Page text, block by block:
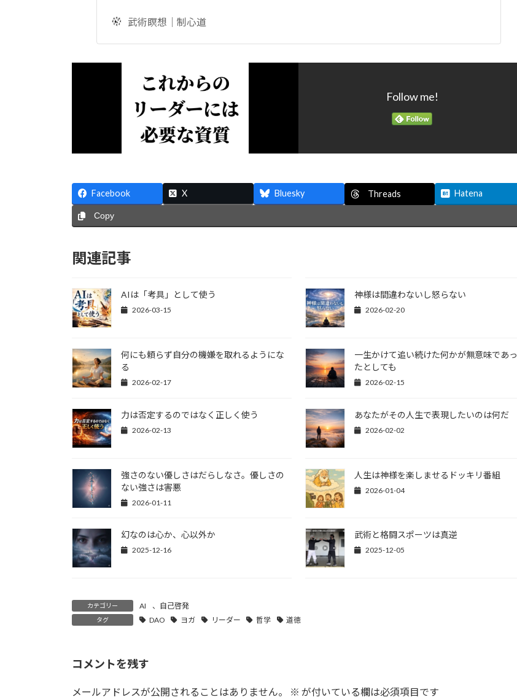
武術瞑想｜制心道
Follow me!
Facebook X Bluesky Threads Hatena
Copy
関連記事
AIは「考具」として使う
2026-03-15
神様は間違わないし怒らない
2026-02-20
何にも頼らず自分の機嫌を取れるようにな
る
2026-02-17
一生かけて追い続けた何かが無意味であっ
たとしても
2026-02-15
力は否定するのではなく正しく使う
2026-02-13
あなたがその人生で表現したいのは何だ
2026-02-02
強さのない優しさはだらしなさ。優しさの
ない強さは害悪
2026-01-11
人生は神様を楽しませるドッキリ番組
2026-01-04
幻なのは心か、心以外か
2025-12-16
武術と格闘スポーツは真逆
2025-12-05
カテゴリー AI 、 自己啓発
タグ DAO ヨガ リーダー 哲学 道徳
コメントを残す
メールアドレスが公開されることはありません。 ※ が付いている欄は必須項目です